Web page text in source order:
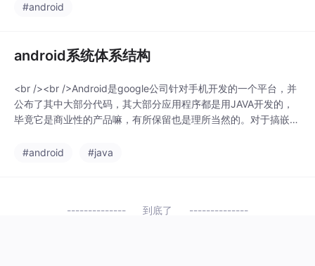
#android
android系统体系结构
<br /><br />Android是google公司针对手机开发的一个平台，并
公布了其中大部分代码，其大部分应用程序都是用JAVA开发的，
毕竟它是商业性的产品嘛，有所保留也是理所当然的。对于搞嵌入
一个发展方向和趋势吧。<br />我们先来看看Android它的体系结
#android #java
到底了